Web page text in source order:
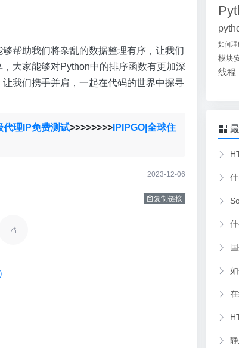
帮助我们将杂乱的数据整理有序，让我们
大家能够对Python中的排序函数有更加深
我们携手并肩，一起在代码的世界中探寻
代理IP免费测试>>>>>>>>IPIPGO|全球住
2023-12-06
复制链接
如何理
模块
线程